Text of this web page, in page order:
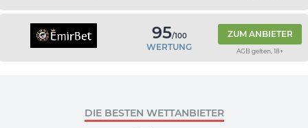
95/100
WERTUNG
ZUM ANBIETER
AGB gelten, 18+
DIE BESTEN WETTANBIETER